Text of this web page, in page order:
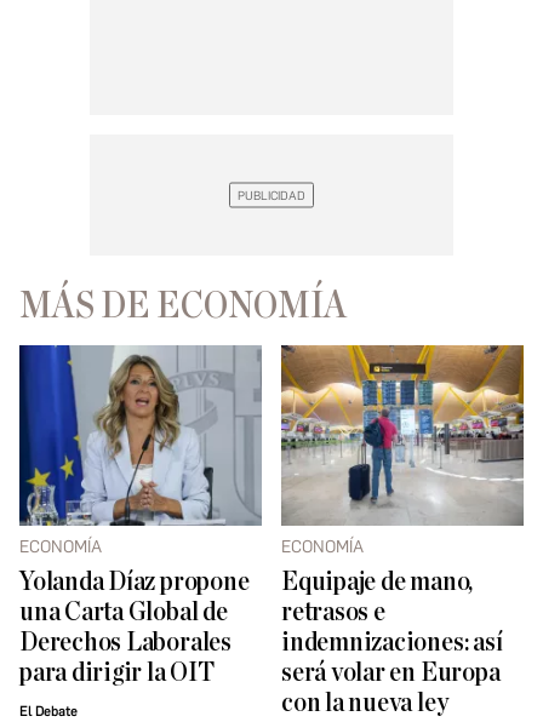
MÁS DE ECONOMÍA
ECONOMÍA
Yolanda Díaz propone
una Carta Global de
Derechos Laborales
para dirigir la OIT
El Debate
ECONOMÍA
Equipaje de mano,
retrasos e
indemnizaciones: así
será volar en Europa
con la nueva ley